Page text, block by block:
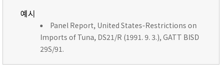
예시
Panel Report, United States-Restrictions on
Imports of Tuna, DS21/R (1991. 9. 3.), GATT BISD
29S/91.